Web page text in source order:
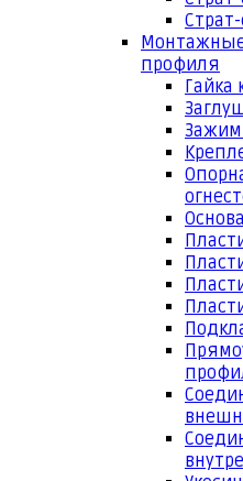
Монтажные
профиля
Гайка